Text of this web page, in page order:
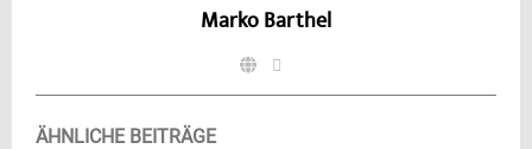
Marko Barthel
ÄHNLICHE BEITRÄGE